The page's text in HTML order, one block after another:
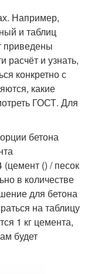
Например,
и таблиц
приведены
расчёт и узнать,
конкретно с
какие
ГОСТ. Для
бетона
() / песок
в количестве
для бетона
на таблицу
1 кг цемента,
будет